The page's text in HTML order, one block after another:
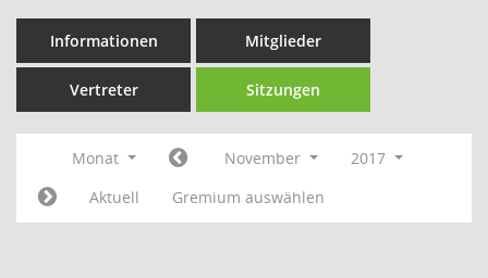
Informationen Mitglieder
Vertreter Sitzungen
Monat November
2017
Aktuell
Gremium auswählen